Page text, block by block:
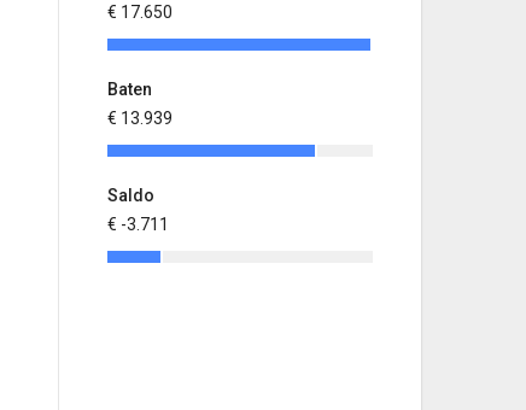
€ 17.650
Baten
€ 13.939
Saldo
€ -3.711